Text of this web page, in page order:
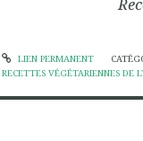
LIEN PERMANENT
RECETTES VÉGÉTARIENNES DE